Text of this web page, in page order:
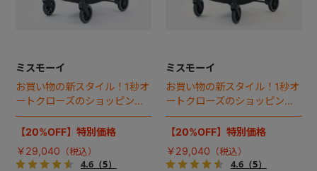
ミスモーイ
お買い物の新スタイル！1秒オ
ートクローズのショッピング
カート誕生。
【20%OFF】特別価格
￥29,040
4.6（5）
ミスモーイ
お買い物の新スタイル！1秒オ
ートクローズのショッピング
カート誕生。
【20%OFF】特別価格
￥29,040
4.6（5）